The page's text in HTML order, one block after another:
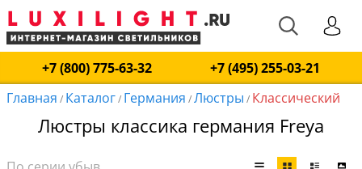
+7 (800) 775-63-32
+7 (495) 255-03-21
Главная / Каталог/ Германия /Люстры / Классический
Люстры классика германия Freya